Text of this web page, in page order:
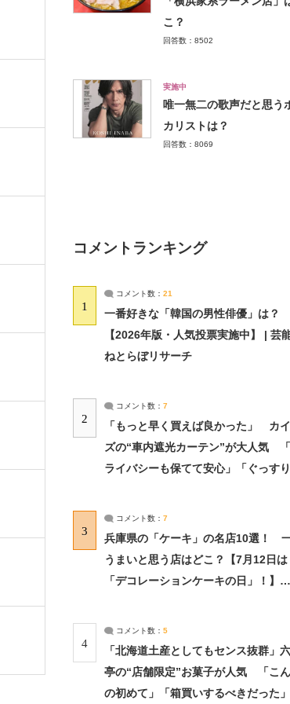
こ？
回答数：8502
実施中
唯一無二の歌声だと思う
カリストは？
回答数：8069
コメントランキング
1
コメント数： 21
一番好きな「韓国の男性俳優」は？
【2026年版・人気投票実施中】 | 芸
ねとらぼリサーチ
2
コメント数： 7
「もっと早く買えば良かった」 カ
ズの“車内遮光カーテン”が大人気
ライバシーも保てて安心」「ぐっす
3
コメント数： 7
兵庫県の「ケーキ」の名店10選！
うまいと思う店はどこ？【7月12日は
「デコレーションケーキの日」！】
4
コメント数： 5
「北海道土産としてもセンス抜群」
亭の“店舗限定”お菓子が人気 「こ
の初めて」「箱買いするべきだった」